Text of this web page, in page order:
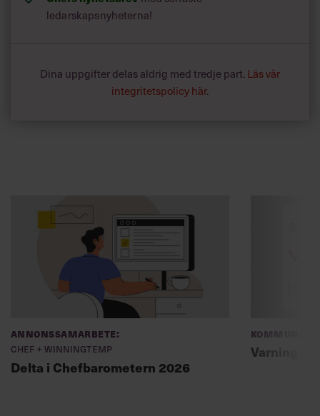
ledarskapsnyheterna!
Dina uppgifter delas aldrig med tredje part. Läs vår
integritetspolicy här.
Annonssamarbete:
Chef + Winningtemp
Delta i Chefbarometern 2026
Varning